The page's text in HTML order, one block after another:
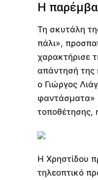
Η
Τη σκυτάλη
πάλι»,
χαρακτήρισε
απάντησή της
ο Γιώργος
φαντάσματα»
τοποθέτησης,
Η Χρηστίδου
τηλεοπτικό